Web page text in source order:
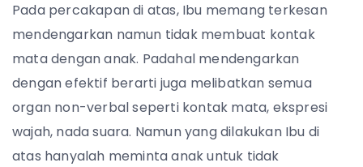
Pada percakapan di atas, Ibu memang terkesan
mendengarkan namun tidak membuat kontak
mata dengan anak. Padahal mendengarkan
dengan efektif berarti juga melibatkan semua
organ non-verbal seperti kontak mata, ekspresi
wajah, nada suara. Namun yang dilakukan Ibu di
atas hanyalah meminta anak untuk tidak